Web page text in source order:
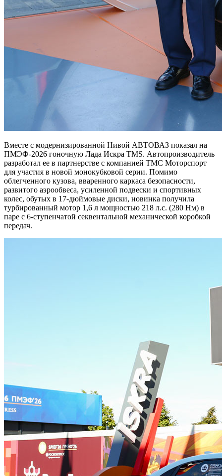
Вместе с модернизированной Нивой АВТОВАЗ показал на
ПМЭФ-2026 гоночную Лада Искра TMS. Автопроизводитель
разработал ее в партнерстве с компанией ТМС Моторспорт
для участия в новой монокубковой серии. Помимо
облегченного кузова, вваренного каркаса безопасности,
развитого аэрообвеса, усиленной подвески и спортивных
колес, обутых в 17-дюймовые диски, новинка получила
турбированный мотор 1,6 л мощностью 218 л.с. (280 Нм) в
паре с 6-ступенчатой секвентальной механической коробкой
передач.